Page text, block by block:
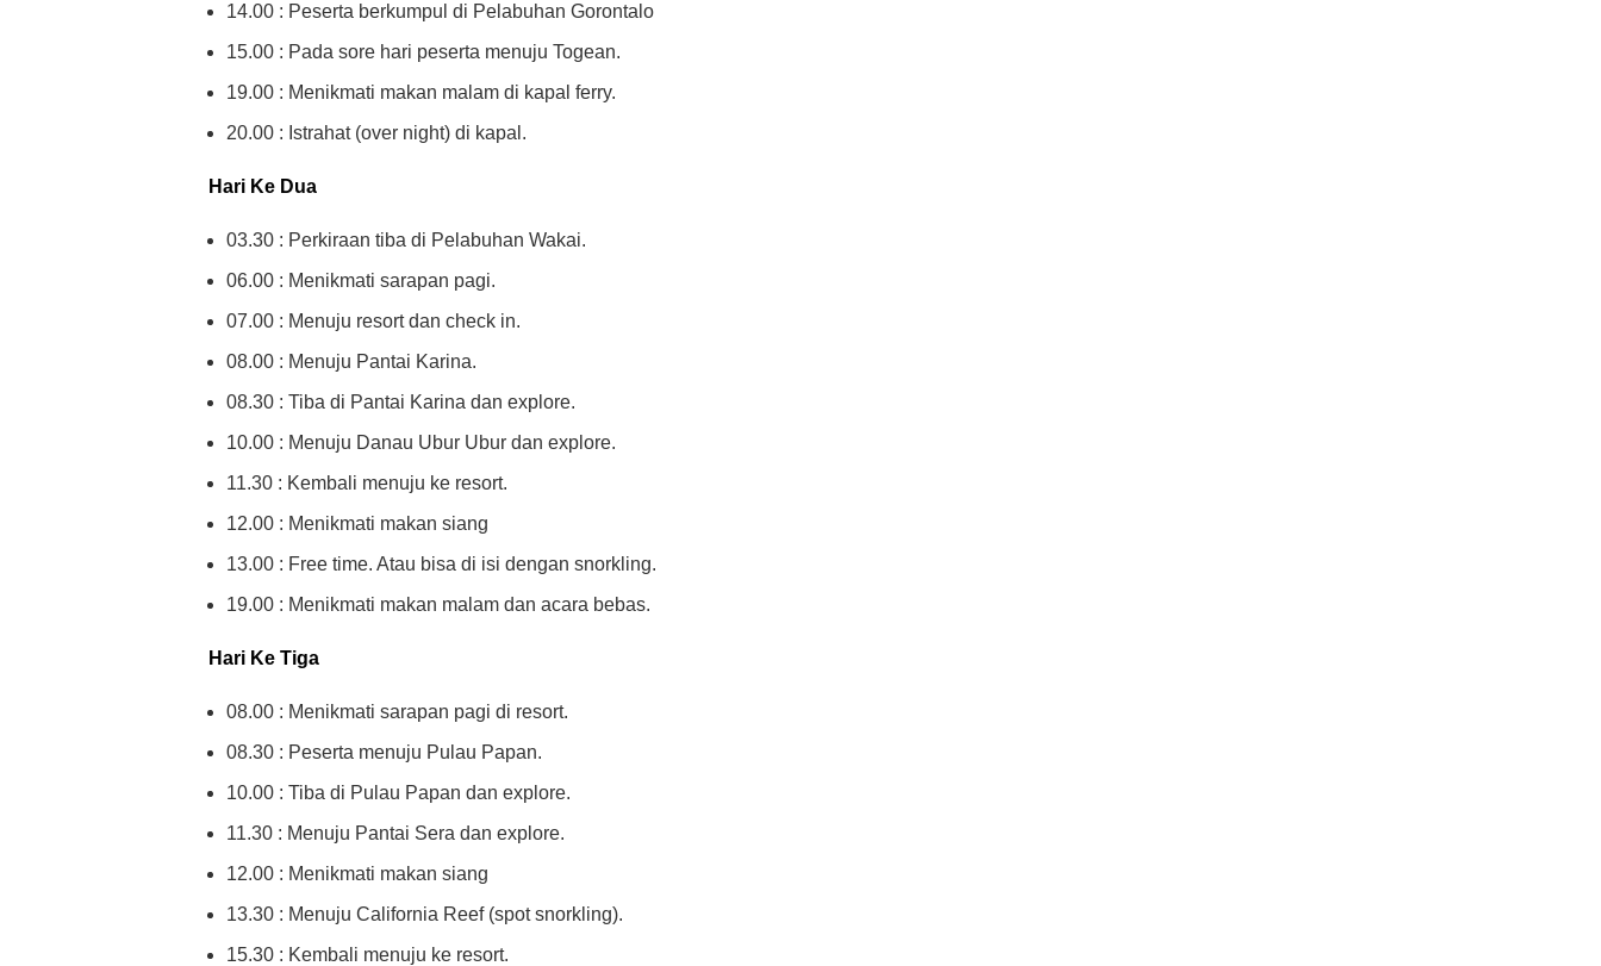
14.00 : Peserta berkumpul di Pelabuhan Gorontalo
15.00 : Pada sore hari peserta menuju Togean.
19.00 : Menikmati makan malam di kapal ferry.
20.00 : Istrahat (over night) di kapal.
Hari Ke Dua
03.30 : Perkiraan tiba di Pelabuhan Wakai.
06.00 : Menikmati sarapan pagi.
07.00 : Menuju resort dan check in.
08.00 : Menuju Pantai Karina.
08.30 : Tiba di Pantai Karina dan explore.
10.00 : Menuju Danau Ubur Ubur dan explore.
11.30 : Kembali menuju ke resort.
12.00 : Menikmati makan siang
13.00 : Free time. Atau bisa di isi dengan snorkling.
19.00 : Menikmati makan malam dan acara bebas.
Hari Ke Tiga
08.00 : Menikmati sarapan pagi di resort.
08.30 : Peserta menuju Pulau Papan.
10.00 : Tiba di Pulau Papan dan explore.
11.30 : Menuju Pantai Sera dan explore.
12.00 : Menikmati makan siang
13.30 : Menuju California Reef (spot snorkling).
15.30 : Kembali menuju ke resort.